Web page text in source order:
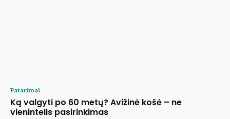
Patarimai
Ką valgyti po 60 metų? Avižinė košė – ne
vienintelis pasirinkimas